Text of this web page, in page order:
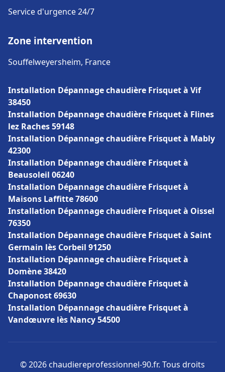
Service d'urgence 24/7
Zone intervention
Souffelweyersheim, France
Installation Dépannage chaudière Frisquet à Vif
38450
Installation Dépannage chaudière Frisquet à Flines
lez Raches 59148
Installation Dépannage chaudière Frisquet à Mably
42300
Installation Dépannage chaudière Frisquet à
Beausoleil 06240
Installation Dépannage chaudière Frisquet à
Maisons Laffitte 78600
Installation Dépannage chaudière Frisquet à Oissel
76350
Installation Dépannage chaudière Frisquet à Saint
Germain lès Corbeil 91250
Installation Dépannage chaudière Frisquet à
Domène 38420
Installation Dépannage chaudière Frisquet à
Chaponost 69630
Installation Dépannage chaudière Frisquet à
Vandœuvre lès Nancy 54500
© 2026 chaudiereprofessionnel-90.fr. Tous droits